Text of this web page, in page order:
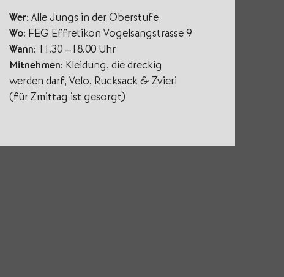
Wer: Alle Jungs in der Oberstufe
Wo: FEG Effretikon Vogelsangstrasse 9
Wann: 11.30 –18.00 Uhr
Mitnehmen: Kleidung, die dreckig
werden darf, Velo, Rucksack & Zvieri
(für Zmittag ist gesorgt)